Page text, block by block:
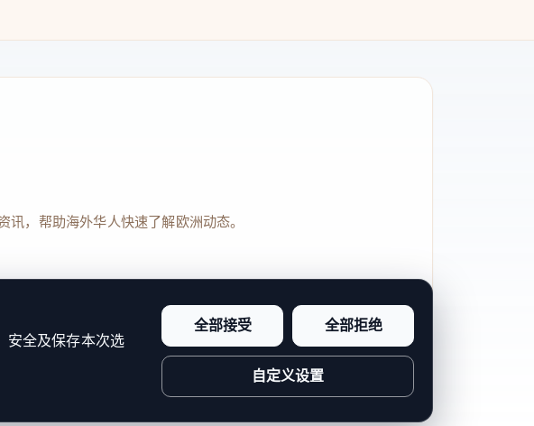
，帮助海外华人快速了解欧洲动态。
说明，以提升品牌信任感和站点完整度。
安全及保存本次选
全部接受 全部拒绝
自定义设置